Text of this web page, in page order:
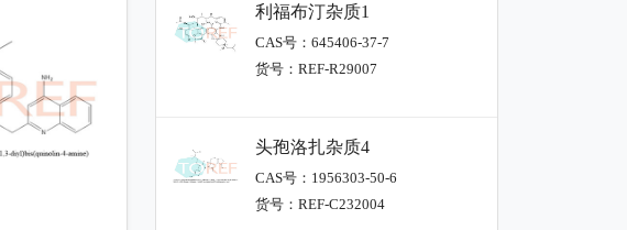
利福布汀杂质1
CAS号：645406-37-7
货号：REF-R29007
头孢洛扎杂质4
CAS号：1956303-50-6
货号：REF-C232004